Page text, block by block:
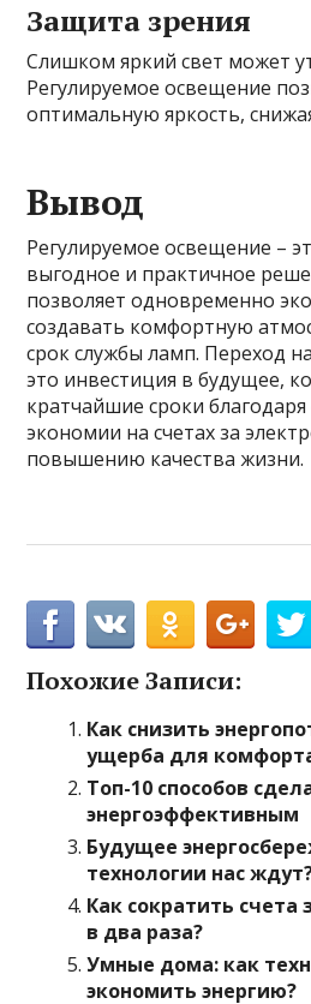
Защита зрения
Слишком яркий свет может
Регулируемое освещение
оптимальную яркость,
Вывод
Регулируемое освещение –
выгодное и практичное
позволяет одновременно
создавать комфортную
срок службы ламп. Переход
это инвестиция в будущее,
кратчайшие сроки
экономии на счетах за
повышению качества жизни.
Похожие Записи:
Как снизить
ущерба для
Топ-10 способов
энергоэффективным
Будущее
технологии нас
Как сократить счета
в два раза?
Умные дома: как
экономить энергию?